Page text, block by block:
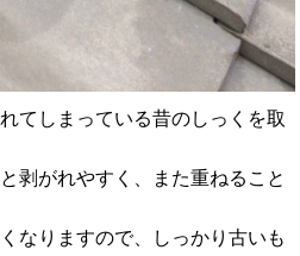
てしまっている昔のしっくを取
剥がれやすく、また重ねること
なりますので、しっかり古いも